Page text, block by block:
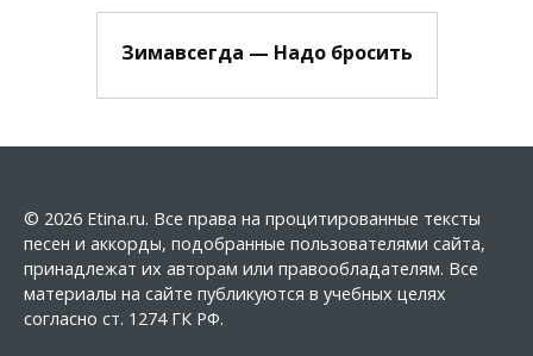
Зимавсегда — Надо бросить
© 2026 Etina.ru. Все права на процитированные тексты
песен и аккорды, подобранные пользователями сайта,
принадлежат их авторам или правообладателям. Все
материалы на сайте публикуются в учебных целях
согласно ст. 1274 ГК РФ.